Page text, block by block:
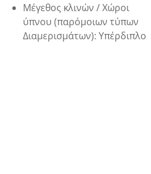
Μέγεθος κλινών / Χώροι
ύπνου (παρόμοιων τύπων
Διαμερισμάτων): Υπέρδιπλο